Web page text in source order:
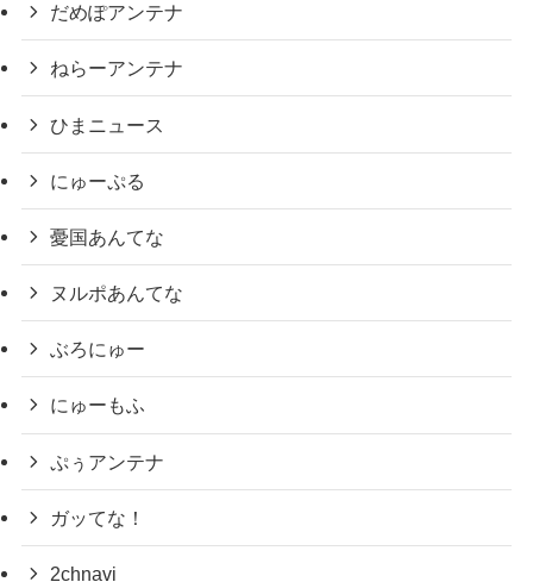
だめぽアンテナ
ねらーアンテナ
ひまニュース
にゅーぷる
憂国あんてな
ヌルポあんてな
ぶろにゅー
にゅーもふ
ぷぅアンテナ
ガッてな！
2chnavi